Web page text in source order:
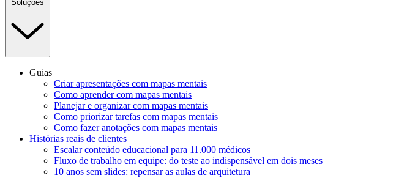
Soluções
Guias
Criar apresentações com mapas mentais
Como aprender com mapas mentais
Planejar e organizar com mapas mentais
Como priorizar tarefas com mapas mentais
Como fazer anotações com mapas mentais
Histórias reais de clientes
Escalar conteúdo educacional para 11.000 médicos
Fluxo de trabalho em equipe: do teste ao indispensável em dois meses
10 anos sem slides: repensar as aulas de arquitetura